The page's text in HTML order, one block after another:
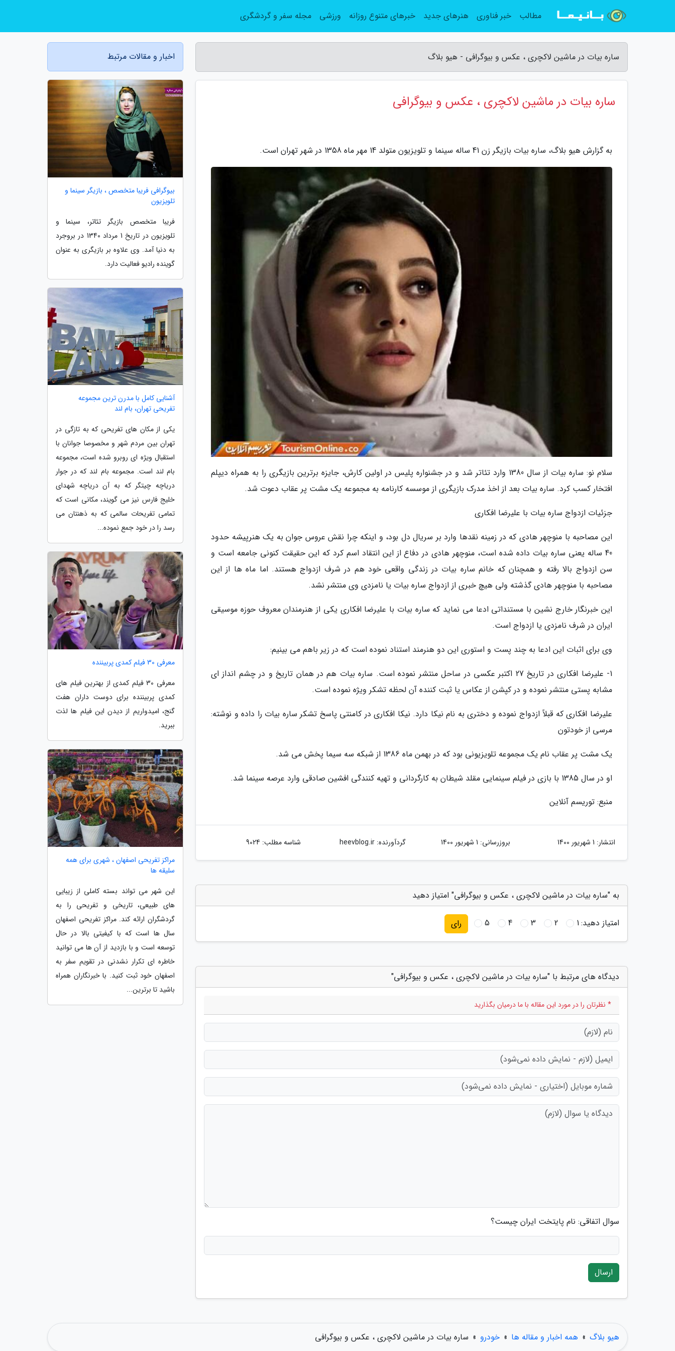
ساره بیات در ماشین لاکچری ، عکس و بیوگرافی - هیو بلاگ
ساره بیات در ماشین لاکچری ، عکس و بیوگرافی
به گزارش هیو بلاگ، ساره بیات بازیگر زن 41 ساله سینما و تلویزیون متولد 14 مهر ماه 1358 در شهر تهران است.
سلام نو: ساره بیات از سال 1380 وارد تئاتر شد و در جشنواره پلیس در اولین کارش، جایزه برترین بازیگری را به همراه دیپلم
افتخار کسب کرد. ساره بیات بعد از اخذ مدرک بازیگری از موسسه کارنامه به مجموعه یک مشت پر عقاب دعوت شد.
جزئیات ازدواج ساره بیات با علیرضا افکاری
این مصاحبه با منوچهر هادی که در زمینه نقدها وارد بر سریال دل بود، و اینکه چرا نقش عروس جوان به یک هنرپیشه حدود
40 ساله یعنی ساره بیات داده شده است، منوچهر هادی در دفاع از این انتقاد اسم کرد که این حقیقت کنونی جامعه است و
سن ازدواج بالا رفته و همچنان که خانم ساره بیات در زندگی واقعی خود هم در شرف ازدواج هستند. اما ماه ها از این
مصاحبه با منوچهر هادی گذشته ولی هیچ خبری از ازدواج ساره بیات یا نامزدی وی منتشر نشد.
این خبرنگار خارج نشین با مستنداتی ادعا می نماید که ساره بیات با علیرضا افکاری یکی از هنرمندان معروف حوزه موسیقی
ایران در شرف نامزدی یا ازدواج است.
وی برای اثبات این ادعا به چند پست و استوری این دو هنرمند استناد نموده است که در زیر باهم می بینیم:
1- علیرضا افکاری در تاریخ 27 اکتبر عکسی در ساحل منتشر نموده است. ساره بیات هم در همان تاریخ و در چشم انداز ای
مشابه پستی منتشر نموده و در کپشن از عکاس یا ثبت کننده آن لحظه تشکر ویژه نموده است.
علیرضا افکاری که قبلاً ازدواج نموده و دختری به نام نیکا دارد. نیکا افکاری در کامنتی پاسخ تشکر ساره بیات را داده و نوشته:
مرسی از خودتون
یک مشت پر عقاب نام یک مجموعه تلویزیونی بود که در بهمن ماه 1386 از شبکه سه سیما پخش می شد.
او در سال 1385 با بازی در فیلم سینمایی مقلد شیطان به کارگردانی و تهیه کنندگی افشین صادقی وارد عرصه سینما شد.
منبع: توریسم آنلاین
انتشار: 1 شهریور 1400 بروزرسانی: 1 شهریور 1400 گردآورنده:heevblog.ir شناسه مطلب: 9024
به "ساره بیات در ماشین لاکچری ، عکس و بیوگرافی" امتیاز دهید
امتیاز دهید:1
2
3
4
5 رای
دیدگاه های مرتبط با "ساره بیات در ماشین لاکچری ، عکس و بیوگرافی"
* نظرتان را در مورد این مقاله با ما درمیان بگذارید
سوال اتفاقی: نام پایتخت ایران چیست؟
ارسال
اخبار و مقالات مرتبط
بیوگرافی فریبا متخصص ، بازیگر سینما و
تلویزیون
فریبا متخصص بازیگر تئاتر، سینما و
تلویزیون در تاریخ 1 مرداد 1340 در بروجرد
به دنیا آمد. وی علاوه بر بازیگری به عنوان
گوینده رادیو فعالیت دارد.
آشنایی کامل با مدرن ترین مجموعه
تفریحی تهران، بام لند
یکی از مکان های تفریحی که به تازگی در
تهران بین مردم شهر و مخصوصا جوانان با
استقبال ویژه ای روبرو شده است، مجموعه
بام لند است. مجموعه بام لند که در جوار
دریاچه چیتگر که به آن دریاچه شهدای
خلیج فارس نیز می گویند، مکانی است که
تمامی تفریحات سالمی که به ذهنتان می
رسد را در خود جمع نموده...
معرفی 30 فیلم کمدی پربیننده
معرفی 30 فیلم کمدی از بهترین فیلم های
کمدی پربیننده برای دوست داران هفت
گنج، امیدواریم از دیدن این فیلم ها لذت
ببرید.
مراکز تفریحی اصفهان ، شهری برای همه
سلیقه ها
این شهر می تواند بسته کاملی از زیبایی
های طبیعی، تاریخی و تفریحی را به
گردشگران ارائه کند. مراکز تفریحی اصفهان
سال ها است که با کیفیتی بالا در حال
توسعه است و با بازدید از آن ها می توانید
خاطره ای تکرار نشدنی در تقویم سفر به
اصفهان خود ثبت کنید. با خبرنگاران همراه
باشید تا برترین...
هیو بلاگ » همه اخبار و مقاله ها » خودرو » ساره بیات در ماشین لاکچری ، عکس و بیوگرافی
مطالب خبر فناوری هنرهای جدید خبرهای متنوع روزانه ورزشی مجله سفر و گردشگری